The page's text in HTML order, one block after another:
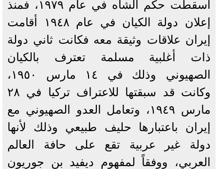
أسقطت حكم الشاه في عام ١٩٧٩، فمنذ
إعلان دولة الكيان في عام ١٩٤٨ أقامت
إيران علاقات وثيقة معه فكانت ثاني دولة
ذات أغلبية مسلمة تعترف بالكيان
الصهيوني وذلك في ١٤ مارس ١٩٥٠،
وكانت قد سبقتها للاعتراف تركيا في ٢٨
مارس ١٩٤٩، وتعامل العدو الصهيوني مع
إيران باعتبارها حليف طبيعي وذلك لأنها
دولة غير عربية تقع على حافة العالم
العربي، ووفقاً لمفهوم ديفيد بن جوريون